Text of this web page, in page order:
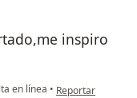
inspiro
en línea • en opinión del
Reportar